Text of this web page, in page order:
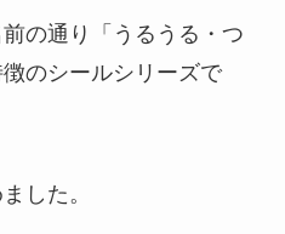
の通り「うるうる・つ
のシールシリーズで
した。